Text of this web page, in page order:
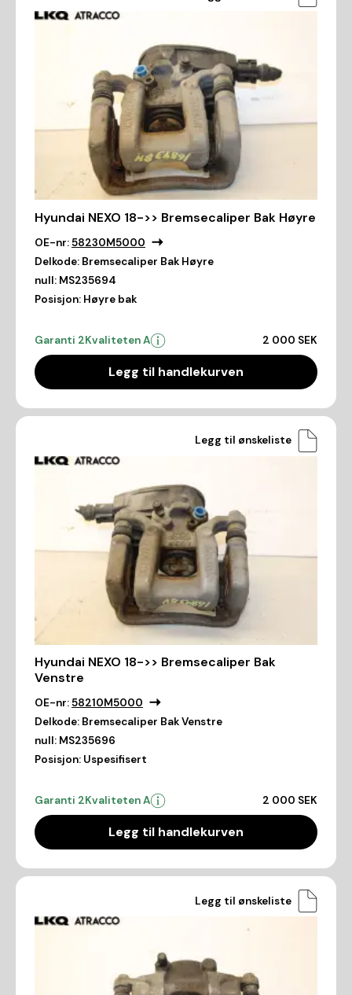
Hyundai NEXO 18->> Bremsecaliper Bak Høyre
OE-nr:58230M5000
Delkode: Bremsecaliper Bak Høyre
null: MS235694
Posisjon: Høyre bak
Garanti 2Kvaliteten A 2 000 SEK
Legg til handlekurven
Legg til ønskeliste
Hyundai NEXO 18->> Bremsecaliper Bak
Venstre
OE-nr:58210M5000
Delkode: Bremsecaliper Bak Venstre
null: MS235696
Posisjon: Uspesifisert
Garanti 2Kvaliteten A 2 000 SEK
Legg til handlekurven
Legg til ønskeliste